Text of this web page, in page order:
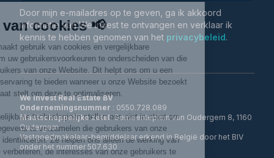
Door mijn e-mailadres op te geven, ga ik akkoord
informatie van We Invest te ontvangen en verklaar ik
kennis te hebben genomen van het privacybeleid.
We Invest Real Estate BV
Ondernemingsnummer
Maatschappelijke zetel: Gemeenteplein van Oudergem 8, 1160
Oudergem
Vastgoedmakelaar-bemiddelaar erkend in België door het BIV
onder het nummer 507.630